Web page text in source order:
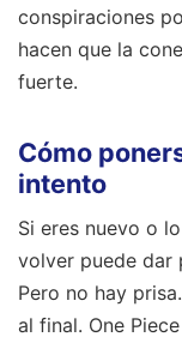
conspiraciones
hacen que la
fuerte.
Cómo
intento
Si eres nuevo o
volver puede dar
Pero no hay
al final. One